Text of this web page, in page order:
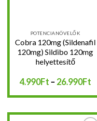
POTENCIANÖVELŐK
Cobra 120mg (Sildenafil
120mg) Sildibo 120mg
helyettesítő
4.990Ft – 26.990Ft
-